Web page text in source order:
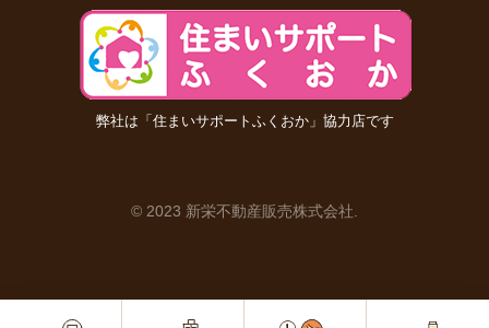
弊社は「住まいサポートふくおか」協力店です
© 2023 新栄不動産販売株式会社.